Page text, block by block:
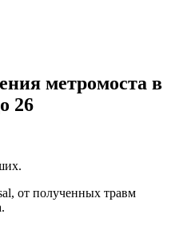
метромоста в
26
от полученных травм